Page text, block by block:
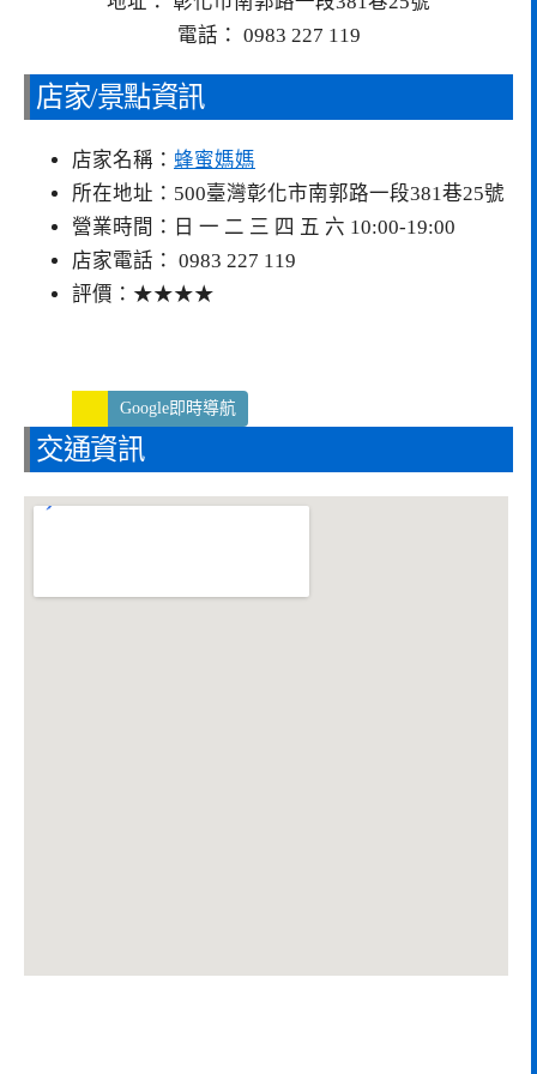
電話： 0983 227 119
店家/景點資訊
店家名稱： 蜂蜜媽媽
所在地址：500臺灣彰化市南郭路一段381巷25號
營業時間：日 一 二 三 四 五 六 10:00-19:00
店家電話： 0983 227 119
評價：★★★★
Google即時導航
交通資訊